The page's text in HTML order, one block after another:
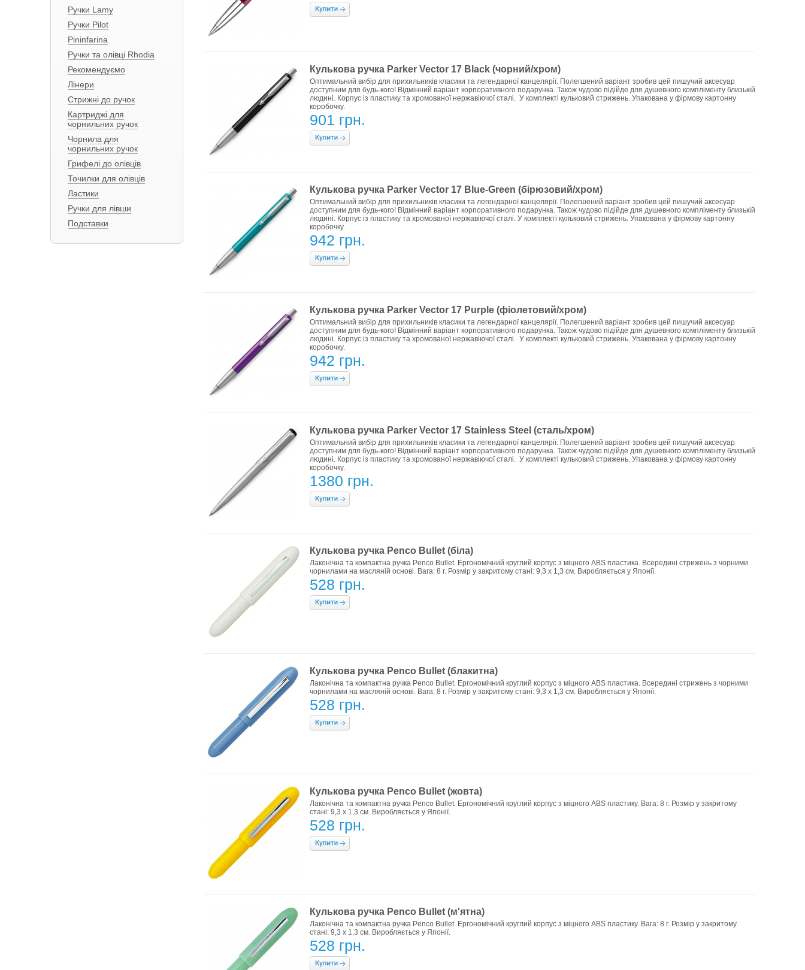
Ручки Lamy
Ручки Pilot
Pininfarina
Ручки та олівці Rhodia
Рекомендуємо
Лінери
Стрижні до ручок
Картриджі для
чорнильних ручок
Чорнила для
чорнильних ручок
Грифелі до олівців
Точилки для олівців
Ластики
Ручки для лівши
Подставки
Кулькова ручка Parker Vector 17 Black (чорний/хром)
Оптимальний вибір для прихильників класики та легендарної канцелярії. Полегшений варіант зробив цей пишучий аксесуар
доступним для будь-кого! Відмінний варіант корпоративного подарунка. Також чудово підійде для душевного компліменту близькій
людині. Корпус із пластику та хромованої нержавіючої сталі. У комплекті кульковий стрижень. Упакована у фірмову картонну
коробочку.
901 грн.
Кулькова ручка Parker Vector 17 Blue-Green (бірюзовий/хром)
Оптимальний вибір для прихильників класики та легендарної канцелярії. Полегшений варіант зробив цей пишучий аксесуар
доступним для будь-кого! Відмінний варіант корпоративного подарунка. Також чудово підійде для душевного компліменту близькій
людині. Корпус із пластику та хромованої нержавіючої сталі. У комплекті кульковий стрижень. Упакована у фірмову картонну
коробочку.
942 грн.
Кулькова ручка Parker Vector 17 Purple (фіолетовий/хром)
Оптимальний вибір для прихильників класики та легендарної канцелярії. Полегшений варіант зробив цей пишучий аксесуар
доступним для будь-кого! Відмінний варіант корпоративного подарунка. Також чудово підійде для душевного компліменту близькій
людині. Корпус із пластику та хромованої нержавіючої сталі. У комплекті кульковий стрижень. Упакована у фірмову картонну
коробочку.
942 грн.
Кулькова ручка Parker Vector 17 Stainless Steel (сталь/хром)
Оптимальний вибір для прихильників класики та легендарної канцелярії. Полегшений варіант зробив цей пишучий аксесуар
доступним для будь-кого! Відмінний варіант корпоративного подарунка. Також чудово підійде для душевного компліменту близькій
людині. Корпус із пластику та хромованої нержавіючої сталі. У комплекті кульковий стрижень. Упакована у фірмову картонну
коробочку.
1380 грн.
Кулькова ручка Penco Bullet (біла)
Лаконічна та компактна ручка Penco Bullet. Ергономічний круглий корпус з міцного ABS пластика. Всередині стрижень з чорними
чорнилами на масляній основі. Вага: 8 г. Розмір у закритому стані: 9,3 х 1,3 см. Виробляється у Японії.
528 грн.
Кулькова ручка Penco Bullet (блакитна)
Лаконічна та компактна ручка Penco Bullet. Ергономічний круглий корпус з міцного ABS пластика. Всередині стрижень з чорними
чорнилами на масляній основі. Вага: 8 г. Розмір у закритому стані: 9,3 х 1,3 см. Виробляється у Японії.
528 грн.
Кулькова ручка Penco Bullet (жовта)
Лаконічна та компактна ручка Penco Bullet. Ергономічний круглий корпус з міцного ABS пластику. Вага: 8 г. Розмір у закритому
стані: 9,3 х 1,3 см. Виробляється у Японії.
528 грн.
Кулькова ручка Penco Bullet (м'ятна)
Лаконічна та компактна ручка Penco Bullet. Ергономічний круглий корпус з міцного ABS пластику. Вага: 8 г. Розмір у закритому
стані: 9,3 х 1,3 см. Виробляється у Японії.
528 грн.